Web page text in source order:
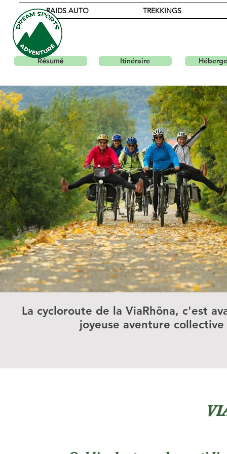
RAIDS AUTO TREKKINGS
Résumé Itinéraire
La cycloroute de la ViaRhôna, c'est
joyeuse aventure